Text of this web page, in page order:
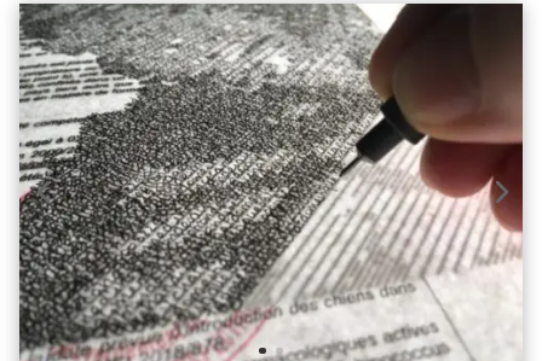
Identité mode d'emploi
2024, marqueur de précision sur formulaire
Projet portant sur le formulaire administratif de
canadienne d'inspection des aliments), requis lors
déplacements à l'extérieur du Canada, lorsqu'effectués en
d'animaux non humains.